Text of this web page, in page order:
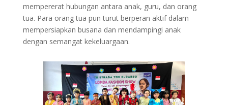
mempererat hubungan antara anak, guru, dan orang
tua. Para orang tua pun turut berperan aktif dalam
mempersiapkan busana dan mendampingi anak
dengan semangat kekeluargaan.